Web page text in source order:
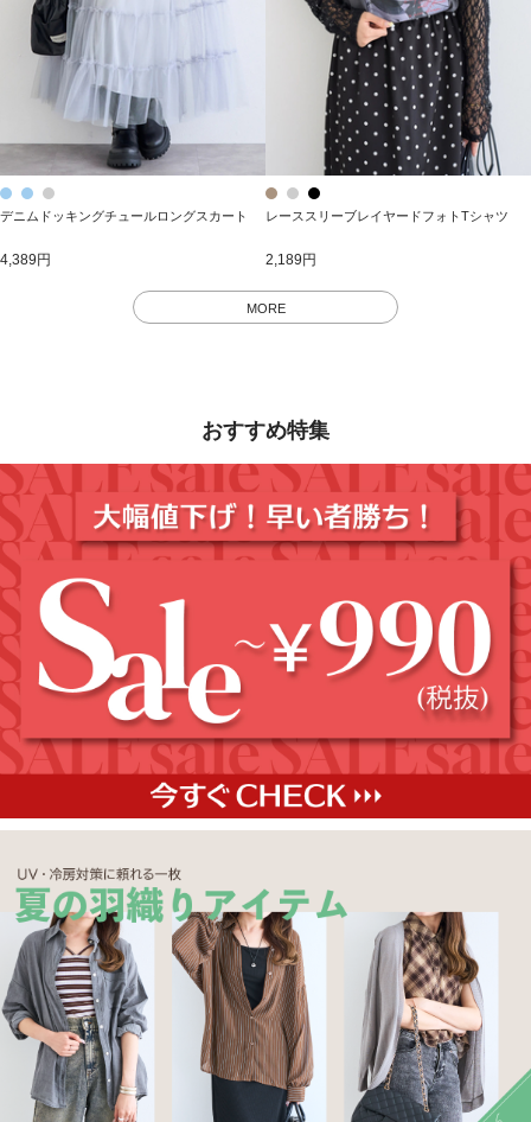
デニムドッキングチュールロングスカート
4,389円
レーススリーブレイヤードフォトTシャツ
2,189円
MORE
おすすめ特集